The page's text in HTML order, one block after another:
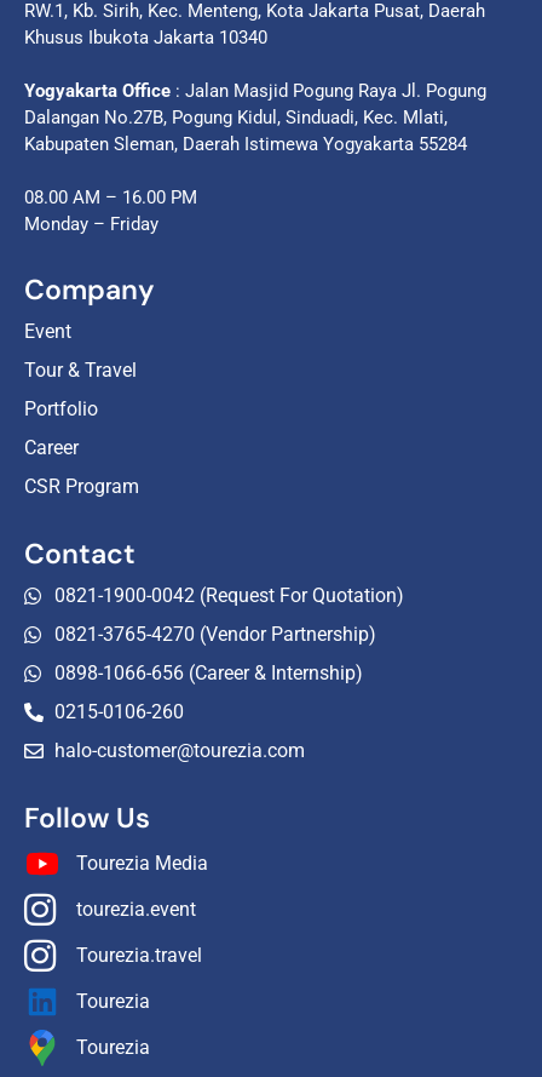
RW.1, Kb. Sirih, Kec. Menteng, Kota Jakarta Pusat, Daerah
Khusus Ibukota Jakarta 10340
Yogyakarta Office : Jalan Masjid Pogung Raya Jl. Pogung
Dalangan No.27B, Pogung Kidul, Sinduadi, Kec. Mlati,
Kabupaten Sleman, Daerah Istimewa Yogyakarta 55284
08.00 AM – 16.00 PM
Monday – Friday
Company
Event
Tour & Travel
Portfolio
Career
CSR Program
Contact
0821-1900-0042 (Request For Quotation)
0821-3765-4270 (Vendor Partnership)
0898-1066-656 (Career & Internship)
0215-0106-260
halo-customer@tourezia.com
Follow Us
Tourezia Media
tourezia.event
Tourezia.travel
Tourezia
Tourezia